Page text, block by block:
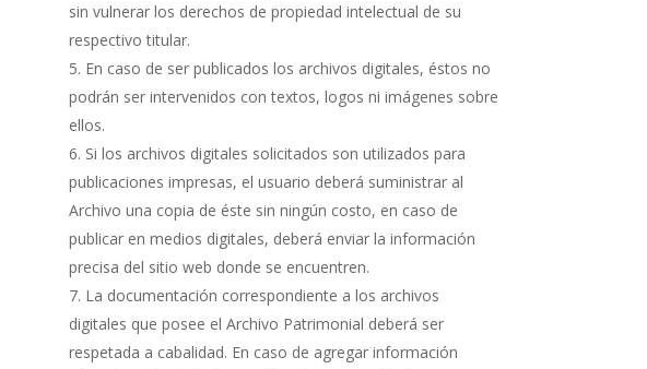
sin vulnerar los derechos de propiedad intelectual de su
respectivo titular.
En caso de ser publicados los archivos digitales, éstos no
podrán ser intervenidos con textos, logos ni imágenes sobre
ellos.
Si los archivos digitales solicitados son utilizados para
publicaciones impresas, el usuario deberá suministrar al
Archivo una copia de éste sin ningún costo, en caso de
publicar en medios digitales, deberá enviar la información
precisa del sitio web donde se encuentren.
La documentación correspondiente a los archivos
digitales que posee el Archivo Patrimonial deberá ser
respetada a cabalidad. En caso de agregar información